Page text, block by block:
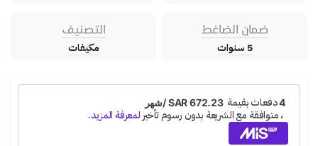
ضمان الضاغط
5 سنوات
التصنيف
مكيفات